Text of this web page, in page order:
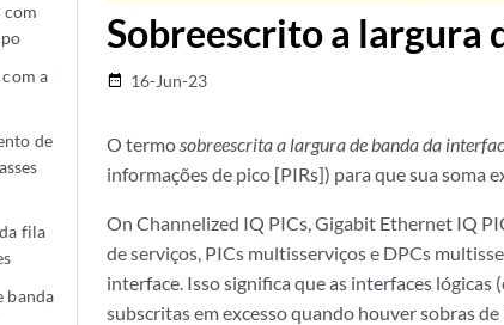
a
de
fila
banda
Sobreescrito a largura
date_range 16-Jun-23
O termosobreescrita a largura de banda da
informações de pico [PIRs]) para que sua soma
On Channelized IQ PICs, Gigabit Ethernet IQ
de serviços, PICs multisserviços e DPCs
interface. Isso significa que as interfaces lógicas
subscritas em excesso quando houver sobras